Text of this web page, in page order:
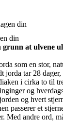
din
grunn at ulvene
som en stor,
jorda tar 28
i cirka to til
og
og hvert
passerer et
Med andre ord,